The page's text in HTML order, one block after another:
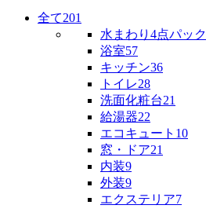
全て201
水まわり4点パック
浴室57
キッチン36
トイレ28
洗面化粧台21
給湯器22
エコキュート 10
窓・ドア21
内装9
外装9
エクステリア7